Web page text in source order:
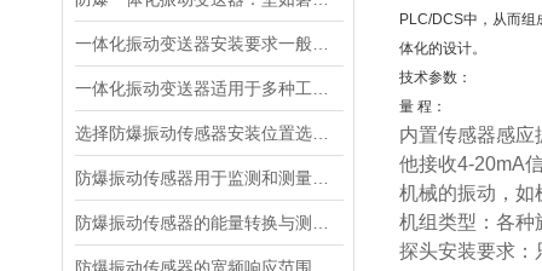
PLC/DCS中，从而
体化的设计。
技术参数：
量 程：
内置传感器感应
他接收4-20mA
机械的振动，如
机组类型：各种
探头安装要求：